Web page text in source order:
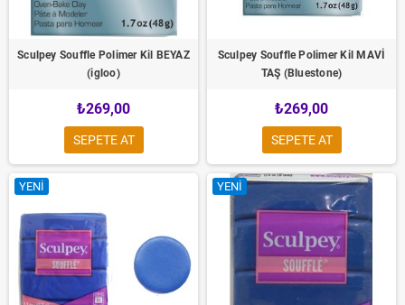
Sculpey Souffle Polimer Kil BEYAZ
(igloo)
₺269,00
SEPETE AT
Sculpey Souffle Polimer Kil MAVİ
TAŞ (Bluestone)
₺269,00
SEPETE AT
YENI YENI